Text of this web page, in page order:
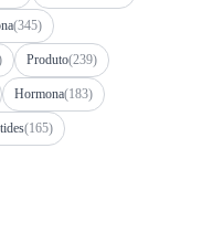
(345)
Produto(239)
Hormona(183)
(165)